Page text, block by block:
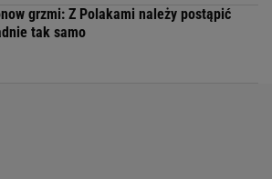
grzmi: Z Polakami należy postąpić
tak samo